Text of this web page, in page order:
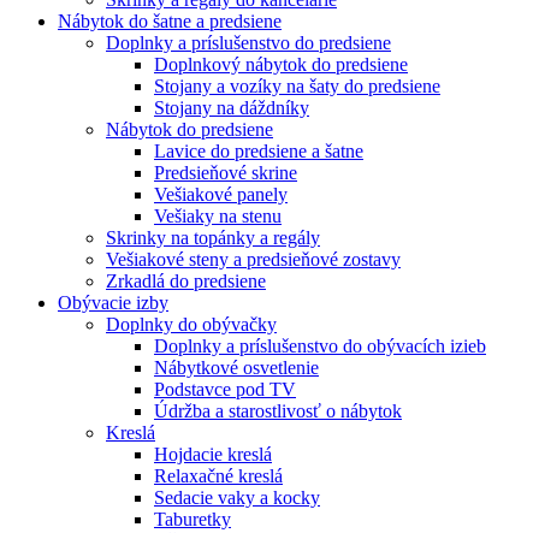
Nábytok do šatne a predsiene
Doplnky a príslušenstvo do predsiene
Doplnkový nábytok do predsiene
Stojany a vozíky na šaty do predsiene
Stojany na dáždníky
Nábytok do predsiene
Lavice do predsiene a šatne
Predsieňové skrine
Vešiakové panely
Vešiaky na stenu
Skrinky na topánky a regály
Vešiakové steny a predsieňové zostavy
Zrkadlá do predsiene
Obývacie izby
Doplnky do obývačky
Doplnky a príslušenstvo do obývacích izieb
Nábytkové osvetlenie
Podstavce pod TV
Údržba a starostlivosť o nábytok
Kreslá
Hojdacie kreslá
Relaxačné kreslá
Sedacie vaky a kocky
Taburetky